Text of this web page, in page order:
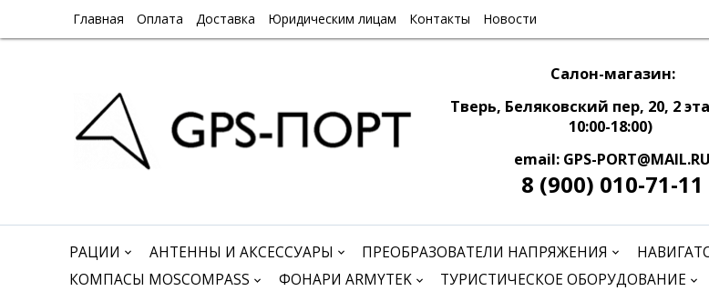
Главная Оплата Доставка Юридическим лицам Контакты Новости
Салон-магазин:
Тверь, Беляковский пер, 20, 2
10:00-18:00)
email: GPS-PORT@MAIL.RU
8 (900) 010-71-11
РАЦИИ АНТЕННЫ И АКСЕССУАРЫ ПРЕОБРАЗОВАТЕЛИ НАПРЯЖЕНИЯ
КОМПАСЫ MOSCOMPASS
ФОНАРИ ARMYTEK ТУРИСТИЧЕСКОЕ ОБОРУДОВАНИЕ